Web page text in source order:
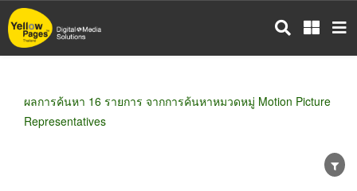
ข้าม
ไป
ผลการค้นหา 16 รายการ จากการค้นหาหมวดหมู่ Motion Picture
Representatives